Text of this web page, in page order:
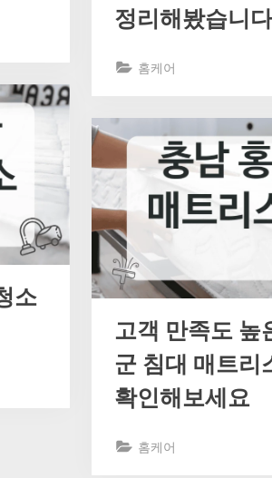
정리해봤습니
홈케어
소
고객 만족도 높
군 침대 매트리
확인해보세요
홈케어